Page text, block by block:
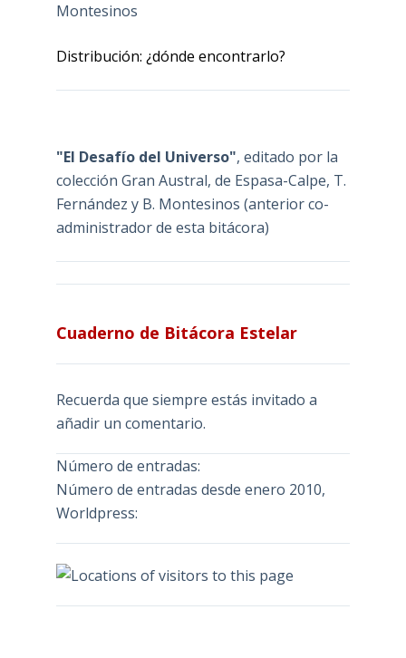
Montesinos
Distribución: ¿dónde encontrarlo?
"El Desafío del Universo", editado por la
colección Gran Austral, de Espasa-Calpe, T.
Fernández y B. Montesinos (anterior co-
administrador de esta bitácora)
Cuaderno de Bitácora Estelar
Recuerda que siempre estás invitado a
añadir un comentario.
Número de entradas:
Número de entradas desde enero 2010,
Worldpress: